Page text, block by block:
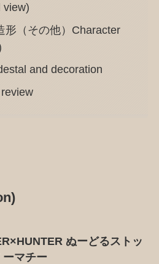
view)
形（その他）Character
and decoration
ぬーどるストッ
マチー